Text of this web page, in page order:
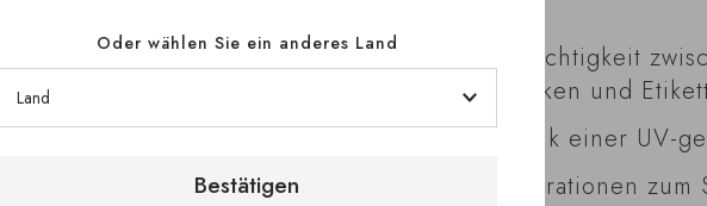
Kontrollierte Luftfeuchtigkeit
zum Schutz von Korken und
Schutz vor Licht dank einer UV-
Reduzierte Mikrovibrationen zum
Oder wählen Sie ein anderes Land
Bestätigen